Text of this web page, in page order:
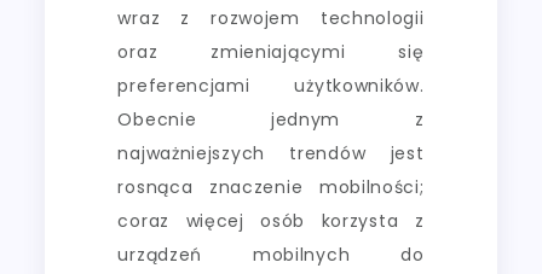
wraz z rozwojem technologii
oraz zmieniającymi się
preferencjami użytkowników.
Obecnie jednym z
najważniejszych trendów jest
rosnąca znaczenie mobilności;
coraz więcej osób korzysta z
urządzeń mobilnych do